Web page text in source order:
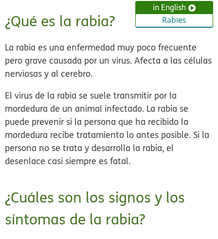
in English
Rabies
¿Qué es la rabia?
La rabia es una enfermedad muy poco frecuente
pero grave causada por un virus. Afecta a las células
nerviosas y al cerebro.
El virus de la rabia se suele transmitir por la
mordedura de un animal infectado. La rabia se
puede prevenir si la persona que ha recibido la
mordedura recibe tratamiento lo antes posible. Si la
persona no se trata y desarrolla la rabia, el
desenlace casi siempre es fatal.
¿Cuáles son los signos y los
síntomas de la rabia?